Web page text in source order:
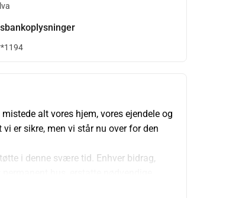
alt vores hjem, vores ejendele og
er sikre, men vi står nu over for den
i denne svære tid. Enhver bidrag,